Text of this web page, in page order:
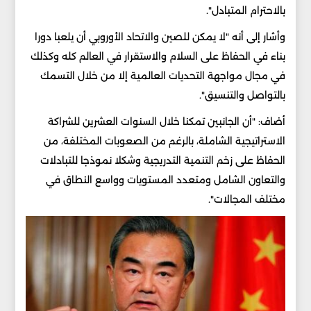
بالاحترام المتبادل".
وأشار إلى أنه "لا يمكن للصين والاتحاد الأوروبي أن يلعبا دورا
بناء في الحفاظ على السلام والاستقرار في العالم كله وكذلك
في مجال مواجهة التحديات العالمية إلا من خلال التسمك
بالتواصل والتنسيق".
أضاف: "أن الجانبين تمكنا خلال السنوات العشرين للشراكة
الاستراتيجية الشاملة، بالرغم من الصعوبات المختلفة، من
الحفاظ على زخم التنمية التدريجية وشكلا نموذجا للتبادلات
والتعاون الشامل ومتعدد المستويات وواسع النطاق في
مختلف المجالات".